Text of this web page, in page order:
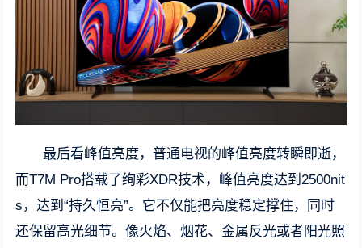
最后看峰值亮度，普通电视的峰值亮度转瞬即逝，
而T7M Pro搭载了绚彩XDR技术，峰值亮度达到2500nit
s，达到“持久恒亮”。它不仅能把亮度稳定撑住，同时
还保留高光细节。像火焰、烟花、金属反光或者阳光照